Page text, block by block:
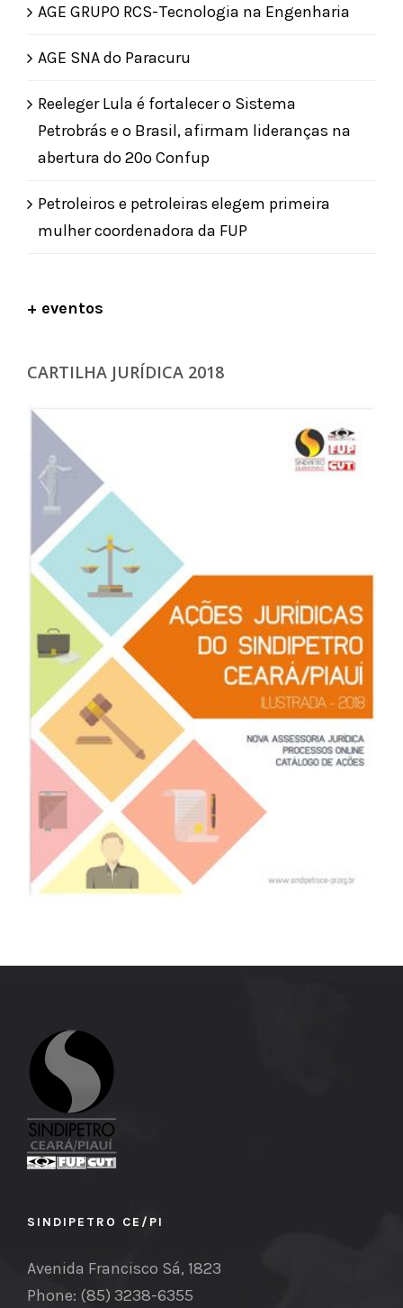
AGE GRUPO RCS-Tecnologia na Engenharia
AGE SNA do Paracuru
Reeleger Lula é fortalecer o Sistema
Petrobrás e o Brasil, afirmam lideranças na
abertura do 20º Confup
Petroleiros e petroleiras elegem primeira
mulher coordenadora da FUP
+ eventos
CARTILHA JURÍDICA 2018
SINDIPETRO CE/PI
Avenida Francisco Sá, 1823
Phone: (85) 3238-6355